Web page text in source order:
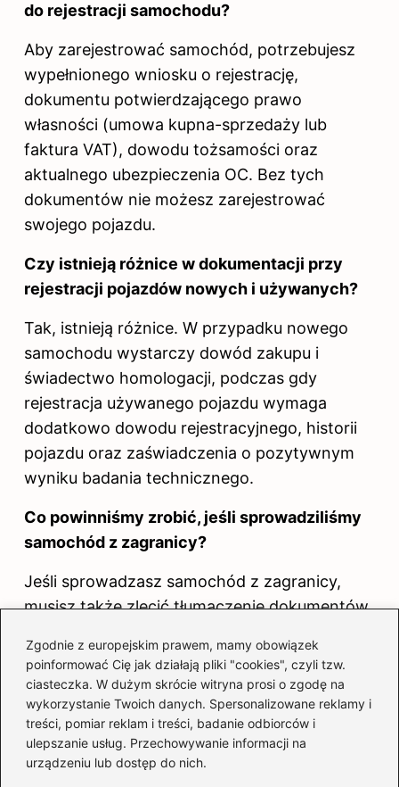
Zgodnie z europejskim prawem, mamy obowiązek
poinformować Cię jak działają pliki "cookies", czyli tzw.
ciasteczka. W dużym skrócie witryna prosi o zgodę na
wykorzystanie Twoich danych. Spersonalizowane reklamy i
treści, pomiar reklam i treści, badanie odbiorców i
ulepszanie usług. Przechowywanie informacji na
urządzeniu lub dostęp do nich.
do rejestracji samochodu?
Aby zarejestrować samochód, potrzebujesz
wypełnionego wniosku o rejestrację,
dokumentu potwierdzającego prawo
własności (umowa kupna-sprzedaży lub
faktura VAT), dowodu tożsamości oraz
aktualnego ubezpieczenia OC. Bez tych
dokumentów nie możesz zarejestrować
swojego pojazdu.
Czy istnieją różnice w dokumentacji przy
rejestracji pojazdów nowych i używanych?
Tak, istnieją różnice. W przypadku nowego
samochodu wystarczy dowód zakupu i
świadectwo homologacji, podczas gdy
rejestracja używanego pojazdu wymaga
dodatkowo dowodu rejestracyjnego, historii
pojazdu oraz zaświadczenia o pozytywnym
wyniku badania technicznego.
Co powinniśmy zrobić, jeśli sprowadziliśmy
samochód z zagranicy?
Jeśli sprowadzasz samochód z zagranicy,
musisz także zlecić tłumaczenie dokumentów
dowód odprawy celnej w przypadku
pojazdów spoza UE. Jest to kluczowe, aby
spełnić wszystkie wymogi rejestracyjne.
Jakie są terminy na rejestrację samochodu
po jego zakupie?